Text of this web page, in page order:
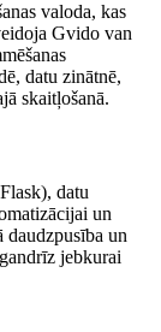
valoda, kas
Gvido van
datu zinātnē,
skaitļošanā.
datu
un
daudzpusība un
jebkurai